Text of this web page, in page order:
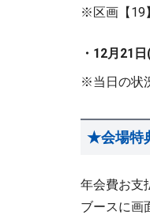
※区画【19
・12月21
※当日の状
★会場特
年会費お支
ブースに画